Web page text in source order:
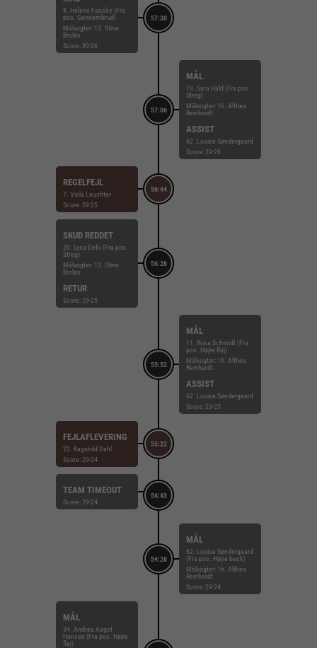
57:30
8. Helene Fauske (Fra
pos. Gennembrud)
Målvogter: 12. Stine
Broløs
Score: 30-26
57:06
MÅL
19. Sara Hald (Fra pos.
Streg)
Målvogter: 16. Althea
Reinhardt
ASSIST
62. Louise Søndergaard
Score: 29-26
56:44
REGELFEJL
7. Viola Leuchter
Score: 29-25
56:28
SKUD REDDET
20. Lysa Defo (Fra pos.
Streg)
Målvogter: 12. Stine
Broløs
RETUR
Score: 29-25
55:52
MÅL
11. Rosa Schmidt (Fra
pos. Højre fløj)
Målvogter: 16. Althea
Reinhardt
ASSIST
62. Louise Søndergaard
Score: 29-25
55:22
FEJLAFLEVERING
22. Ragnhild Dahl
Score: 29-24
54:43
TEAM TIMEOUT
Score: 29-24
54:28
MÅL
62. Louise Søndergaard
(Fra pos. Højre back)
Målvogter: 16. Althea
Reinhardt
Score: 29-24
MÅL
34. Andrea Aagot
Hansen (Fra pos. Højre
fløj)